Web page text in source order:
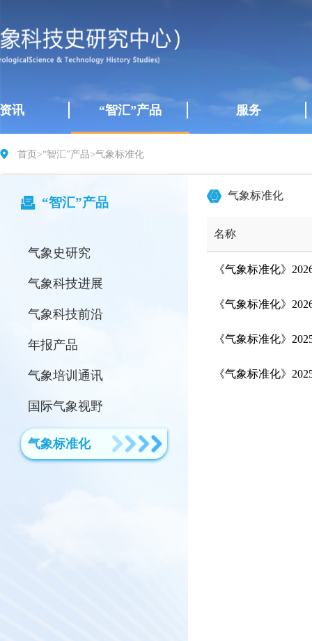
讯 “智汇”产品 服务
首页 >“智汇”产品>气象标准化
“智汇”产品
气象史研究
气象科技进展
气象科技前沿
年报产品
气象培训通讯
国际气象视野
气象标准化
气象标准化
名称
《气象标准化》
《气象标准化》
《气象标准化》
《气象标准化》